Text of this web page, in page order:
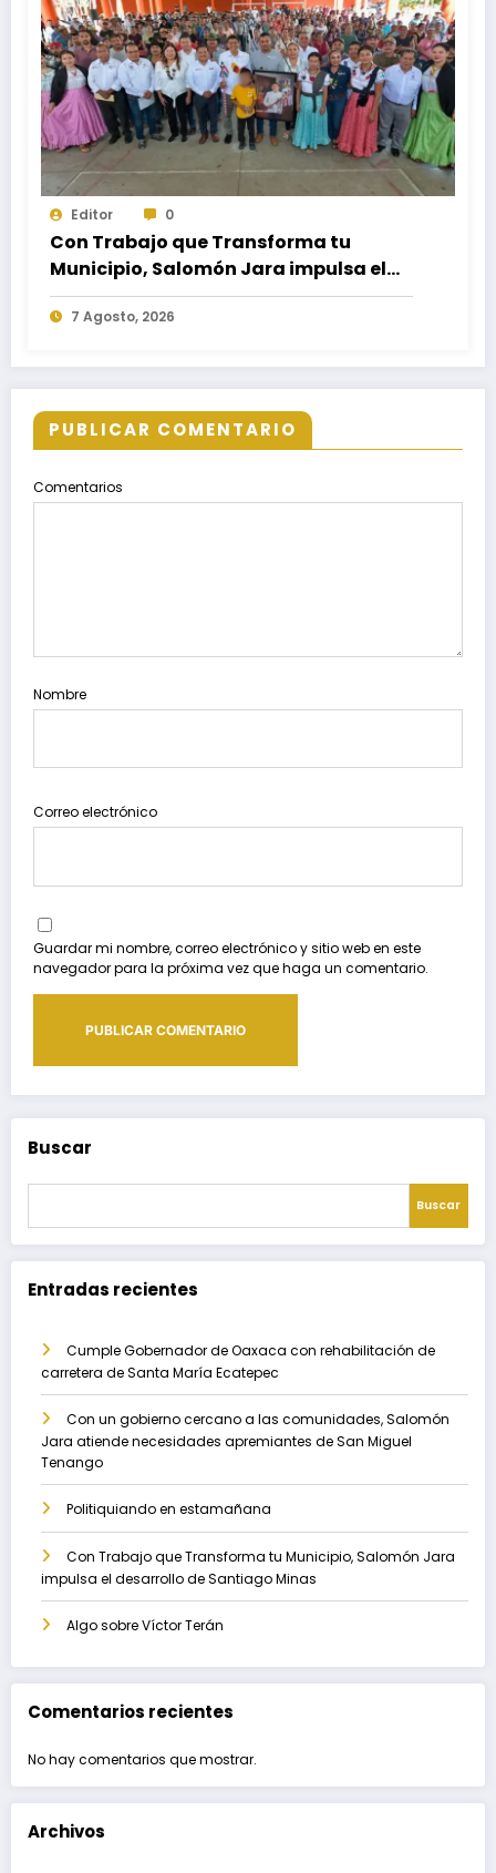
Editor 0
Con Trabajo que Transforma tu
Municipio, Salomón Jara impulsa el
desarrollo de Santiago Minas
7 Agosto, 2026
PUBLICAR COMENTARIO
Comentarios
Nombre
Correo electrónico
Guardar mi nombre, correo electrónico y sitio web en este
navegador para la próxima vez que haga un comentario.
Buscar
Buscar
Entradas recientes
Cumple Gobernador de Oaxaca con rehabilitación de
carretera de Santa María Ecatepec
Con un gobierno cercano a las comunidades, Salomón
Jara atiende necesidades apremiantes de San Miguel
Tenango
Politiquiando en estamañana
Con Trabajo que Transforma tu Municipio, Salomón Jara
impulsa el desarrollo de Santiago Minas
Algo sobre Víctor Terán
Comentarios recientes
No hay comentarios que mostrar.
Archivos